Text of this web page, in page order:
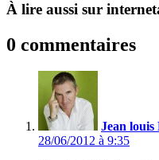
À lire aussi sur
0 commentaires
Jean louis
28/06/2012 à 9:35